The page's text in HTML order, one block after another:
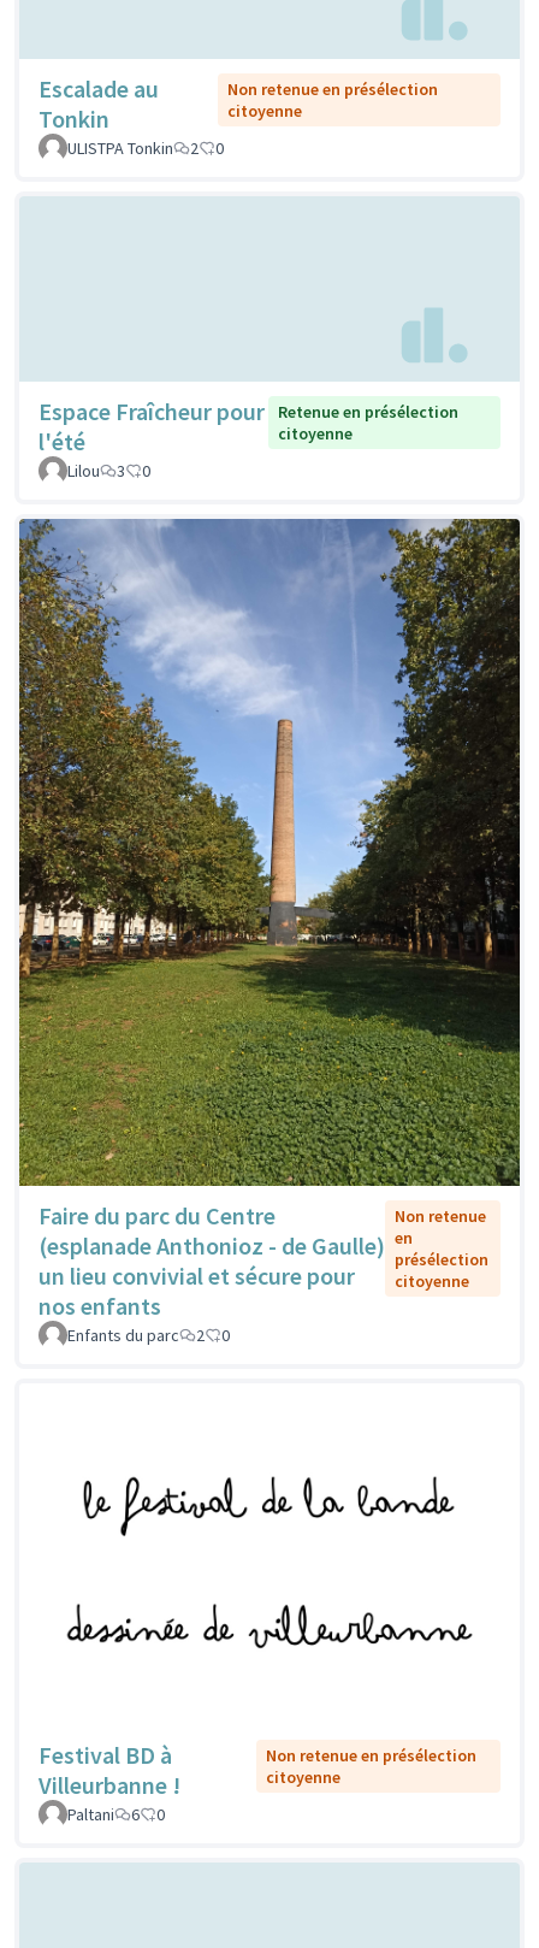
Escalade au
Tonkin
Non retenue en présélection
citoyenne
ULISTPA Tonkin
2 0
Espace Fraîcheur pour
l'été
Retenue en présélection
citoyenne
Lilou
3 0
Faire du parc du Centre
(esplanade Anthonioz - de Gaulle)
un lieu convivial et sécure pour
nos enfants
Non retenue
en
présélection
citoyenne
Enfants du parc 2 0
Festival BD à
Villeurbanne !
Non retenue en présélection
citoyenne
Paltani
6 0